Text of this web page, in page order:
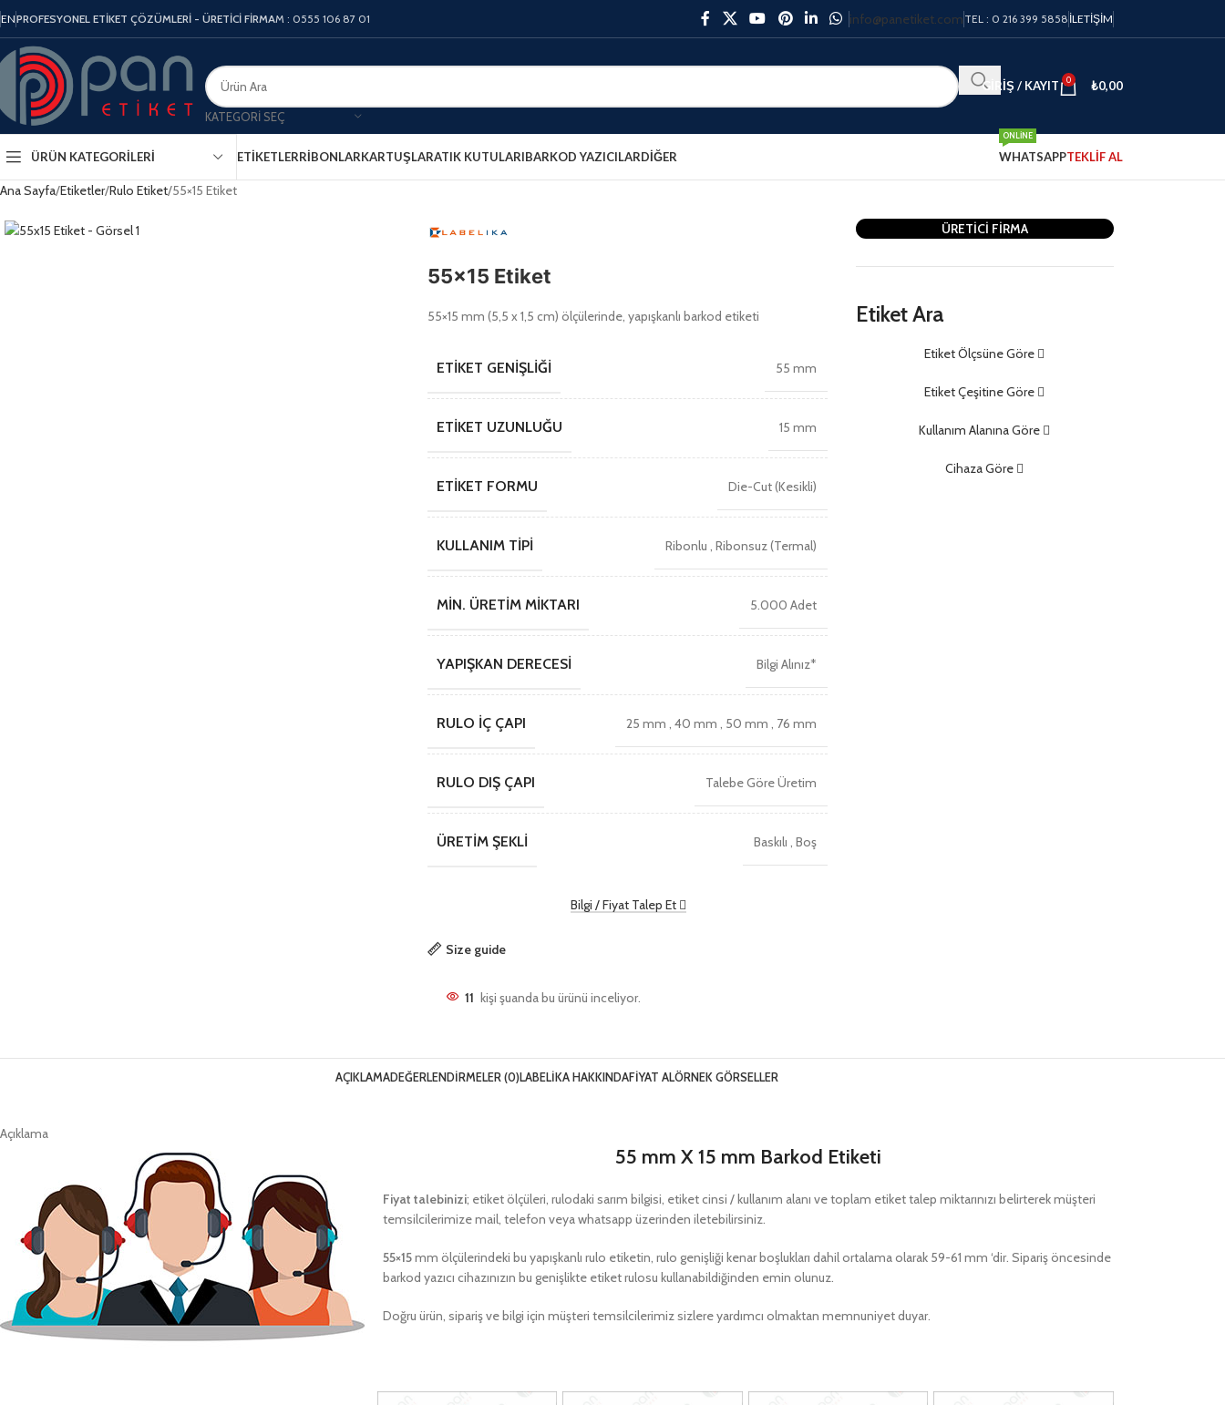
ENPROFESYONEL ETİKET ÇÖZÜMLERİ - ÜRETİCİ FİRMAM : 0555 106 87 01 info@panetiket.com TEL : 0 216 399 5858 İLETIŞIM
KATEGORI SEÇ
GIRIŞ / KAYIT 0 ₺0,00
ÜRÜN KATEGORILERI ETIKETLERRIBONLARKARTUŞLARATIK KUTULARIBARKOD YAZICILARDIĞER WHATSAPP
ONLINE
TEKLİF AL
Ana Sayfa Etiketler Rulo Etiket 55×15 Etiket
55×15 Etiket
55×15 mm (5,5 x 1,5 cm) ölçülerinde, yapışkanlı barkod etiketi
ETIKET GENIŞLIĞI 55 mm
ETIKET UZUNLUĞU 15 mm
ETIKET FORMU Die-Cut (Kesikli)
KULLANIM TIPI Ribonlu ,Ribonsuz (Termal)
MIN. ÜRETIM MIKTARI 5.000 Adet
YAPIŞKAN DERECESI Bilgi Alınız*
RULO İÇ ÇAPI 25 mm ,40 mm , 50 mm , 76 mm
RULO DIŞ ÇAPI Talebe Göre Üretim
ÜRETIM ŞEKLI Baskılı ,Boş
Bilgi / Fiyat Talep Et
Size guide
11 kişi şuanda bu ürünü inceliyor.
ÜRETİCİ FİRMA
Etiket Ara
Etiket Ölçsüne Göre
Etiket Çeşitine Göre
Kullanım Alanına Göre
Cihaza Göre
AÇIKLAMADEĞERLENDIRMELER (0)LABELIKA HAKKINDAFIYAT ALÖRNEK GÖRSELLER
Açıklama
55 mm X 15 mm Barkod Etiketi
Fiyat talebinizi; etiket ölçüleri, rulodaki sarım bilgisi, etiket cinsi / kullanım alanı ve toplam etiket talep miktarınızı belirterek müşteri
temsilcilerimize mail, telefon veya whatsapp üzerinden iletebilirsiniz.
55×15mm ölçülerindeki bu yapışkanlı rulo etiketin, rulo genişliği kenar boşlukları dahil ortalama olarak 59-61 mm ‘dir. Sipariş öncesinde
barkod yazıcı cihazınızın bu genişlikte etiket rulosu kullanabildiğinden emin olunuz.
Doğru ürün, sipariş ve bilgi için müşteri temsilcilerimiz sizlere yardımcı olmaktan memnuniyet duyar.